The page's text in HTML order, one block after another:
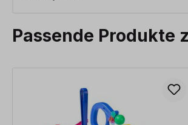
Passende Produkte